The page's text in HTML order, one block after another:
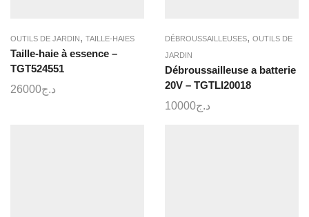
OUTILS DE JARDIN, TAILLE-HAIES
Taille-haie à essence –
TGT524551
د.ج26000
DÉBROUSSAILLEUSES, OUTILS DE
JARDIN
Débroussailleuse a batterie
20V – TGTLI20018
د.ج10000